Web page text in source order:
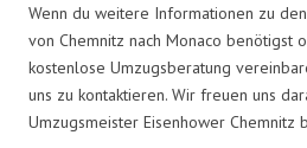
Wenn du weitere Informationen zu
von Chemnitz nach Monaco benötigst
kostenlose Umzugsberatung
uns zu kontaktieren. Wir freuen uns
Umzugsmeister Eisenhower Chemnitz